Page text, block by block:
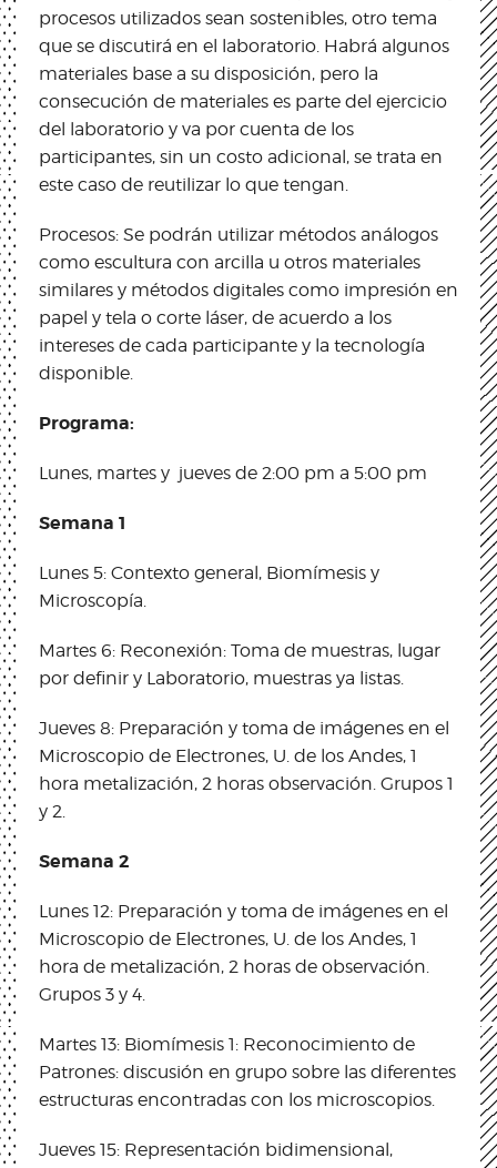
procesos utilizados sean sostenibles, otro tema
que se discutirá en el laboratorio. Habrá algunos
materiales base a su disposición, pero la
consecución de materiales es parte del ejercicio
del laboratorio y va por cuenta de los
participantes, sin un costo adicional, se trata en
este caso de reutilizar lo que tengan.
Procesos: Se podrán utilizar métodos análogos
como escultura con arcilla u otros materiales
similares y métodos digitales como impresión en
papel y tela o corte láser, de acuerdo a los
intereses de cada participante y la tecnología
disponible.
Programa:
Lunes, martes y jueves de 2:00 pm a 5:00 pm
Semana 1
Lunes 5: Contexto general, Biomímesis y
Microscopía.
Martes 6: Reconexión: Toma de muestras, lugar
por definir y Laboratorio, muestras ya listas.
Jueves 8: Preparación y toma de imágenes en el
Microscopio de Electrones, U. de los Andes, 1
hora metalización, 2 horas observación. Grupos 1
y 2.
Semana 2
Lunes 12: Preparación y toma de imágenes en el
Microscopio de Electrones, U. de los Andes, 1
hora de metalización, 2 horas de observación.
Grupos 3 y 4.
Martes 13: Biomímesis 1: Reconocimiento de
Patrones: discusión en grupo sobre las diferentes
estructuras encontradas con los microscopios.
Jueves 15: Representación bidimensional,